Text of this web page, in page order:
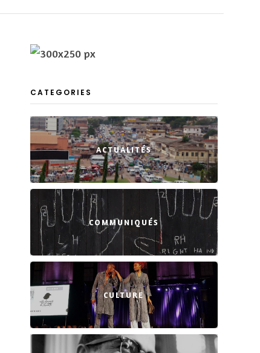
CATEGORIES
ACTUALITÉS
COMMUNIQUÉS
CULTURE